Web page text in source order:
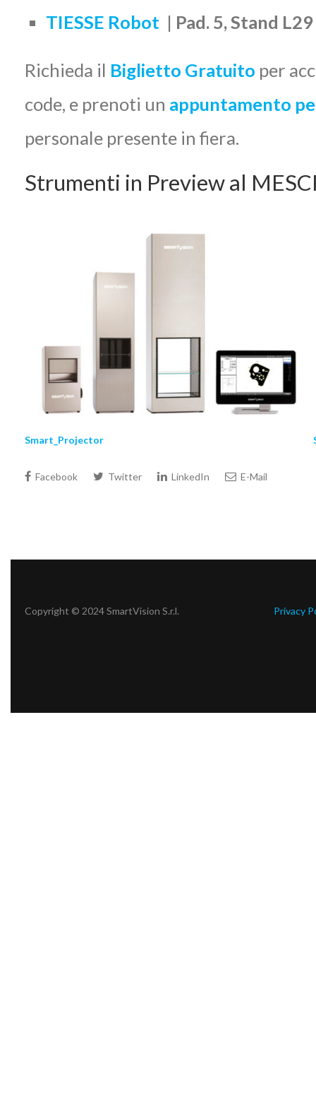
TIESSE Robot | Pad. 5, Stand L29
Richieda il Biglietto Gratuito per
code, e prenoti un appuntamento
personale presente in fiera.
Strumenti in Preview al
Smart_Projector
Facebook Twitter LinkedIn E-Mail
Copyright © 2024 SmartVision S.r.l. Privacy